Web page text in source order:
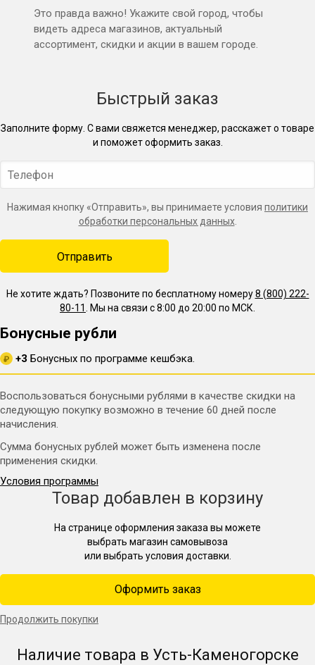
Это правда важно! Укажите свой город, чтобы
видеть адреса магазинов, актуальный
ассортимент, скидки и акции в вашем городе.
Быстрый заказ
Заполните форму. С вами свяжется менеджер, расскажет о товаре
и поможет оформить заказ.
Нажимая кнопку «Отправить», вы принимаете условия политики
обработки персональных данных.
Не хотите ждать? Позвоните по бесплатному номеру8 (800) 222-
80-11. Мы на связи с 8:00 до 20:00 по МСК.
Бонусные рубли
₽ +3 Бонусных по программе кешбэка.
Воспользоваться бонусными рублями в качестве скидки на
следующую покупку возможно в течение 60 дней после
начисления.
Сумма бонусных рублей может быть изменена после
применения скидки.
Условия программы
Товар добавлен в корзину
На странице оформления заказа вы можете
выбрать магазин самовывоза
или выбрать условия доставки.
Оформить заказ
Продолжить покупки
Наличие товара в Усть-Каменогорске